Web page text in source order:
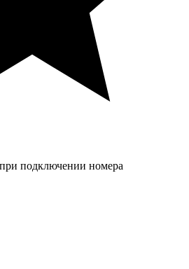
подключении номера